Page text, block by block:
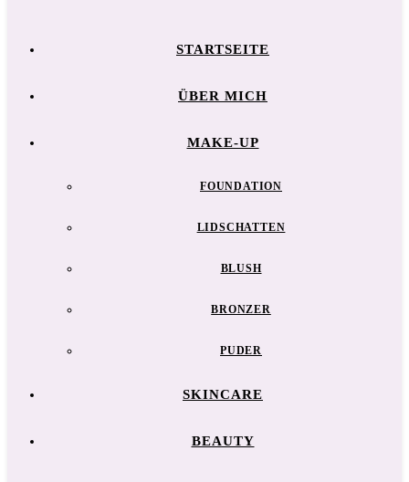
STARTSEITE
ÜBER MICH
MAKE-UP
FOUNDATION
LIDSCHATTEN
BLUSH
BRONZER
PUDER
SKINCARE
BEAUTY